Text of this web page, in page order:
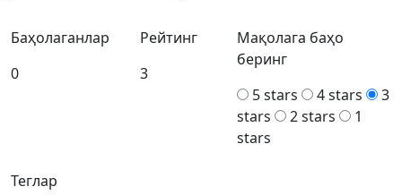
Теглар
Баҳолаганлар
0
Рейтинг
3
Мақолага баҳо
беринг
5 stars
4 stars
3
stars
2 stars
1
stars